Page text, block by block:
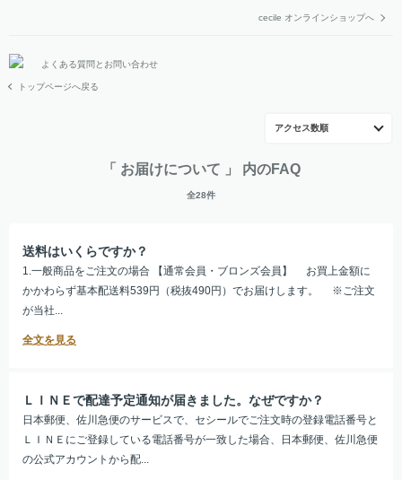
cecile オンラインショップへ
よくある質問とお問い合わせ
トップページへ戻る
アクセス数順
「 お届けについて 」 内のFAQ
全28件
送料はいくらですか？
1.一般商品をご注文の場合 【通常会員・ブロンズ会員】 お買上金額に
かかわらず基本配送料539円（税抜490円）でお届けします。 ※ご注文
が当社...
ＬＩＮＥで配達予定通知が届きました。なぜですか？
日本郵便、佐川急便のサービスで、セシールでご注文時の登録電話番号と
ＬＩＮＥにご登録している電話番号が一致した場合、日本郵便、佐川急便
の公式アカウントから配...